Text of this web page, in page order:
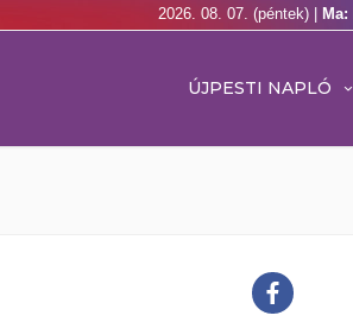
2026. 08. 07. (péntek) |
ÚJPESTI NAPLÓ